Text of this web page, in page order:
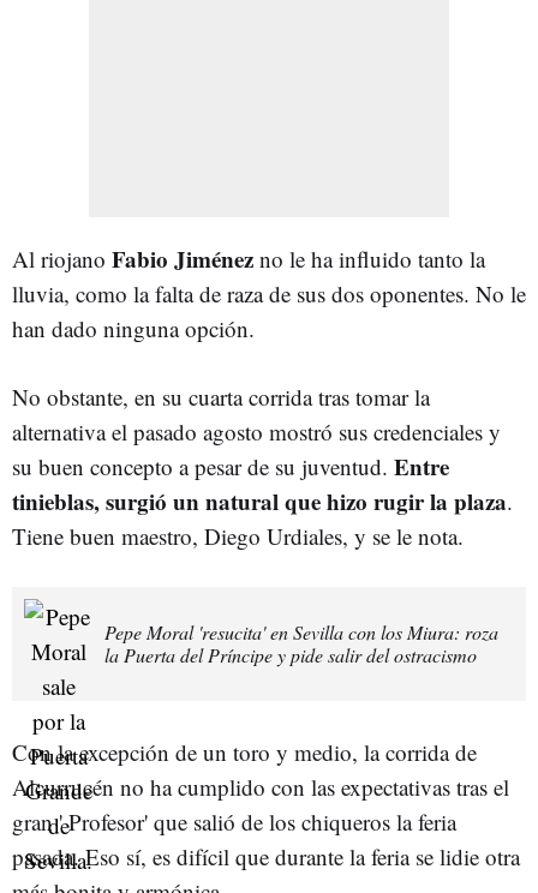
Al riojano Fabio Jiménez no le ha influido tanto la
lluvia, como la falta de raza de sus dos oponentes. No le
han dado ninguna opción.
No obstante, en su cuarta corrida tras tomar la
alternativa el pasado agosto mostró sus credenciales y
su buen concepto a pesar de su juventud. Entre
tinieblas, surgió un natural que hizo rugir la plaza.
Tiene buen maestro, Diego Urdiales, y se le nota.
Pepe Moral 'resucita' en Sevilla con los Miura: roza
la Puerta del Príncipe y pide salir del ostracismo
Con la excepción de un toro y medio, la corrida de
Alcurrucén no ha cumplido con las expectativas tras el
gran ' Profesor' que salió de los chiqueros la feria
pasada. Eso sí, es difícil que durante la feria se lidie otra